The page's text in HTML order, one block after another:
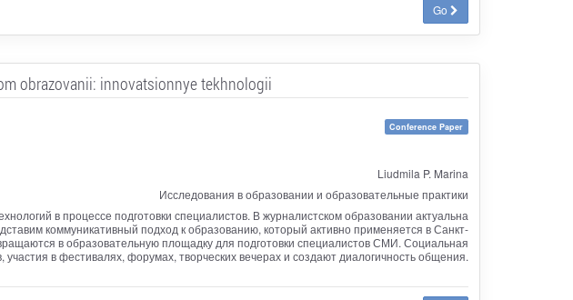
Go
obrazovanii: innovatsionnye tekhnologii
Conference Paper
Liudmila P. Marina
Исследования в образовании и образовательные практики
в процессе подготовки специалистов. В журналистском образовании актуальна
коммуникативный подход к образованию, который активно применяется в Санкт-
в образовательную площадку для подготовки специалистов СМИ. Социальная
в фестивалях, форумах, творческих вечерах и создают диалогичность общения.